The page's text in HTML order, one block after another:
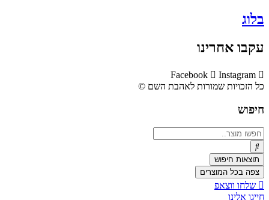
בלוג
עקבו אחרינו
Facebook
Instagram
כל הזכויות שמורות לאהבת השם ©​
חיפוש
Search
...
תוצאות חיפוש
צפה בכל המוצרים
שלחו ווצאפ
חייגו אלינו